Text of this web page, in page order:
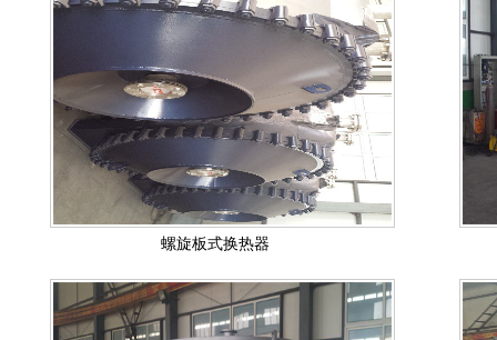
螺旋板式换热器